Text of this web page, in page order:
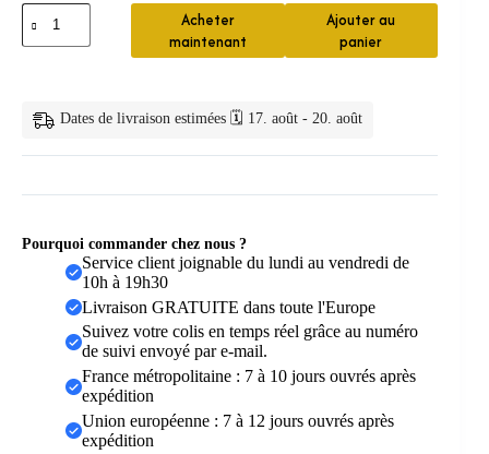
quantité
de
Correcteur
Silicone
Acheter
maintenant
Ajouter au
panier
Dates de livraison estimées 🗓️ 17. août - 20. août
Pourquoi commander chez nous ?
Service client joignable du lundi au vendredi de
10h à 19h30
Livraison GRATUITE dans toute l'Europe
Suivez votre colis en temps réel grâce au numéro
de suivi envoyé par e-mail.
France métropolitaine : 7 à 10 jours ouvrés après
expédition
Union européenne : 7 à 12 jours ouvrés après
expédition